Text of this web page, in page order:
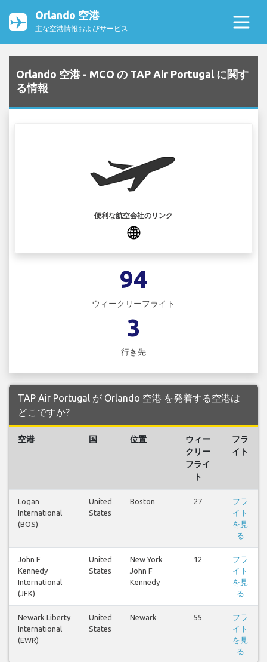
Orlando 空港
主な空港情報およびサービス
Orlando 空港 - MCO の TAP Air Portugal に関す
る情報
便利な航空会社のリンク
94
ウィークリーフライト
3
行き先
TAP Air Portugal が Orlando 空港 を発着する空港は
どこですか?
空港 国 位置
ウィー
クリー
フライ
ト
フラ
イト
Logan
International
(BOS)
United
States
Boston 27
フラ
イト
を見
る
John F
Kennedy
International
(JFK)
United
States
New York
John F
Kennedy
12
フラ
イト
を見
る
Newark Liberty
International
(EWR)
United
States
Newark 55
フラ
イト
を見
る